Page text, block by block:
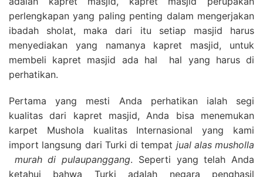
perlengkapan yang paling penting dalam mengerjakan
ibadah sholat, maka dari itu setiap masjid harus
menyediakan yang namanya kapret masjid, untuk
membeli kapret masjid ada hal hal yang harus di
perhatikan.
Pertama yang mesti Anda perhatikan ialah segi
kualitas dari kapret masjid, Anda bisa menemukan
karpet Mushola kualitas Internasional yang kami
import langsung dari Turki di tempat jual alas musholla
murah di pulaupanggang. Seperti yang telah Anda
ketahui bahwa Turki adalah negara penghasil